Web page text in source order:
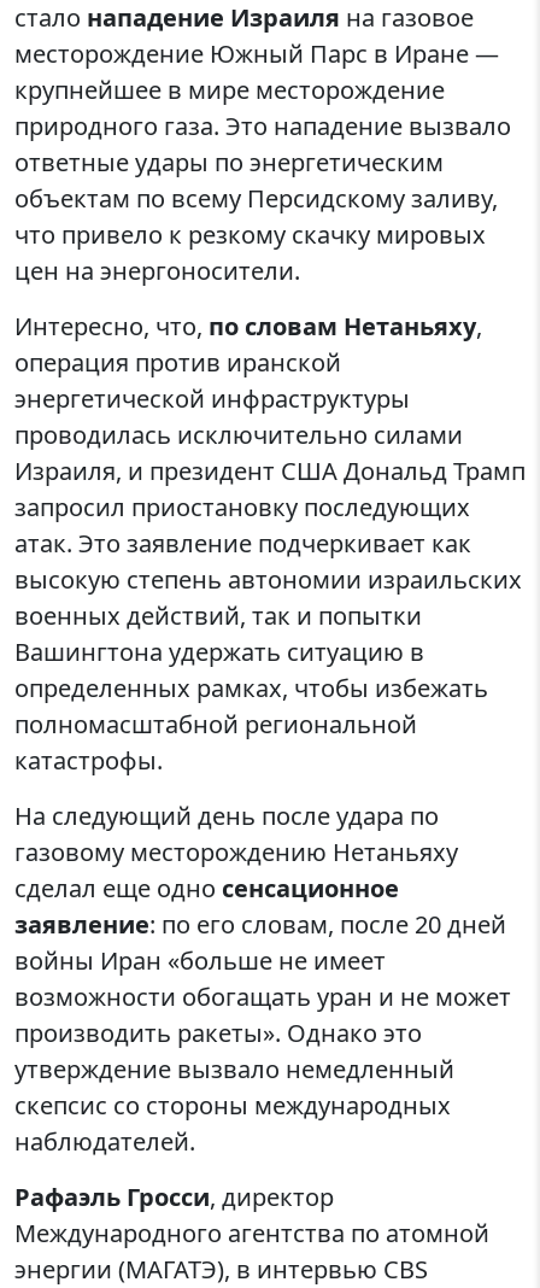
стало нападение Израиля на газовое
месторождение Южный Парс в Иране —
крупнейшее в мире месторождение
природного газа. Это нападение вызвало
ответные удары по энергетическим
объектам по всему Персидскому заливу,
что привело к резкому скачку мировых
цен на энергоносители.
Интересно, что, по словам Нетаньяху,
операция против иранской
энергетической инфраструктуры
проводилась исключительно силами
Израиля, и президент США Дональд Трамп
запросил приостановку последующих
атак. Это заявление подчеркивает как
высокую степень автономии израильских
военных действий, так и попытки
Вашингтона удержать ситуацию в
определенных рамках, чтобы избежать
полномасштабной региональной
катастрофы.
На следующий день после удара по
газовому месторождению Нетаньяху
сделал еще одно сенсационное
заявление: по его словам, после 20 дней
войны Иран «больше не имеет
возможности обогащать уран и не может
производить ракеты». Однако это
утверждение вызвало немедленный
скепсис со стороны международных
наблюдателей.
Рафаэль Гросси, директор
Международного агентства по атомной
энергии (МАГАТЭ), в интервью CBS